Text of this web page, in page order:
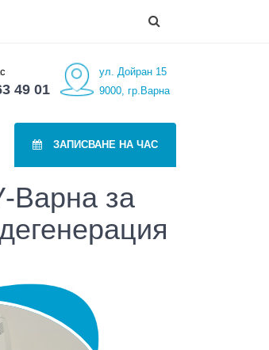
49 01
ул. Дойран 15
9000, гр.Варна
ЗАПИСВАНЕ НА ЧАС
Варна за